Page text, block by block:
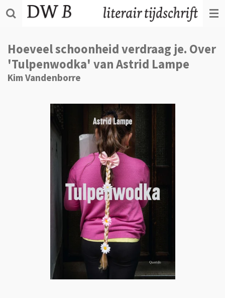
Ga
direct
de
hoofdinhoud
Hoeveel schoonheid verdraag je. Over
'Tulpenwodka' van Astrid Lampe
Kim Vandenborre